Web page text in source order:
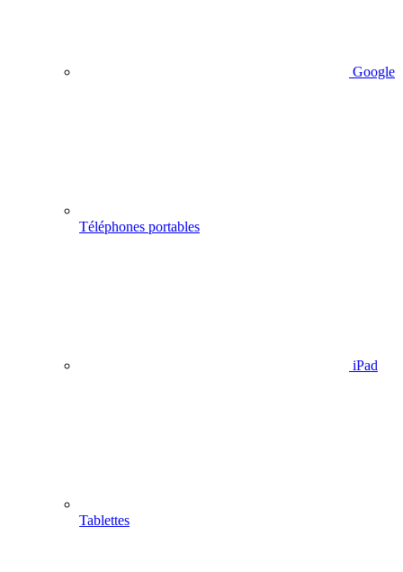
Google
Téléphones portables
iPad
Tablettes